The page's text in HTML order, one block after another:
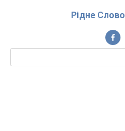
Рідне Слово
Пошук: